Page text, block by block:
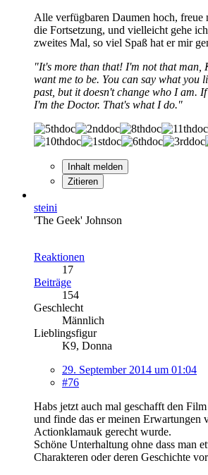
Alle verfügbaren Daumen hoch, freue
die Fortsetzung, und vielleicht gehe
zweites Mal, so viel Spaß hat er mir
"It's more than that! I'm not that man,
want me to be. You can say what you
past, but it doesn't change who I am.
I'm the Doctor. That's what I do."
Inhalt melden
Zitieren
steini
'The Geek' Johnson
Reaktionen
17
Beiträge
154
Geschlecht
Männlich
Lieblingsfigur
K9, Donna
29. September 2014 um 01:04
#76
Habs jetzt auch mal geschafft den
und finde das er meinen Erwartungen
Actionklamauk gerecht wurde.
Schöne Unterhaltung ohne dass man
Charakteren oder deren Geschichte